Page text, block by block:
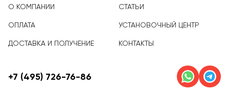
О КОМПАНИИ
ОПЛАТА
ДОСТАВКА И ПОЛУЧЕНИЕ
СТАТЬИ
УСТАНОВОЧНЫЙ ЦЕНТР
КОНТАКТЫ
+7 (495) 726-76-86